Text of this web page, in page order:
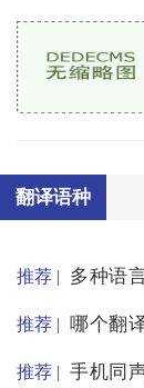
翻译语种
推荐 | 多种语
推荐 | 哪个翻
推荐 | 手机同